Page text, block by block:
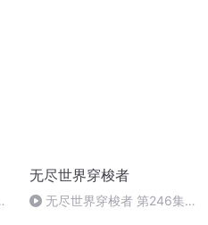
无尽世界穿梭者
无尽世界穿梭者 第246集